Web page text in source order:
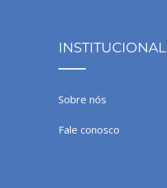
INSTITUCIONAL
Sobre nós
Fale conosco